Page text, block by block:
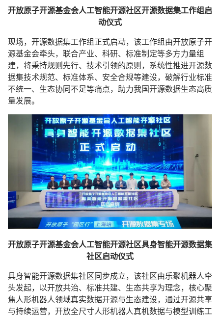
开放原子开源基金会人工智能开源社区开源数据集工作组启
动仪式
现场，开源数据集工作组正式启动，该工作组由开放原子开
源基金会牵头，联合产业、科研、标准制定等多方力量组
建，将秉持规则先行、技术引领的原则，系统性推进开源数
据集技术规范、标准体系、安全合规等建设，破解行业标准
不统一、生态协同不足等痛点，助力我国开源数据生态高质
量发展。
开放原子开源基金会人工智能开源社区具身智能开源数据集
社区启动仪式
具身智能开源数据集社区同步成立，该社区由乐聚机器人牵
头发起，以开放共治、标准共建、生态共享为理念，核心聚
焦人形机器人领域真实数据开源与生态建设，通过开源共享
与持续运营，开放全尺寸人形机器人真机数据与模型训练工